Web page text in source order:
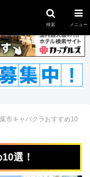
市キャバクラおすすめ10
選！
検索 メニュー